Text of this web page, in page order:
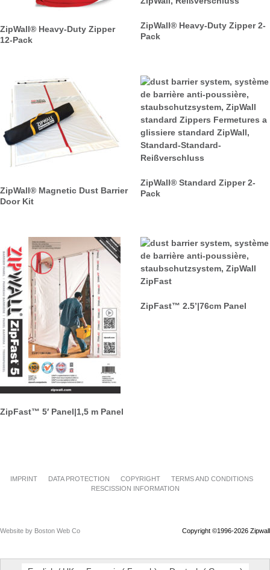
ZipWall® Heavy-Duty Zipper
12-Pack
ZipWall® Heavy-Duty Zipper 2-
Pack
ZipWall® Magnetic Dust Barrier
Door Kit
ZipWall® Standard Zipper 2-
Pack
ZipFast™ 5′ Panel|1,5 m Panel
ZipFast™ 2.5’|76cm Panel
IMPRINT DATA PROTECTION COPYRIGHT
TERMS AND CONDITIONS
RESCISSION INFORMATION
Website by Boston Web Co Copyright ©1996-2026 Zipwall